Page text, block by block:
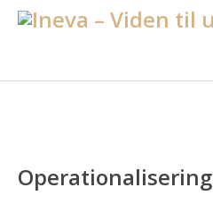
Operationalisering